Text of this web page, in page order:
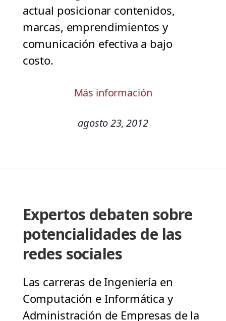
actual posicionar contenidos,
marcas, emprendimientos y
comunicación efectiva a bajo
costo.
Más información
agosto 23, 2012
Expertos debaten sobre
potencialidades de las
redes sociales
Las carreras de Ingeniería en
Computación e Informática y
Administración de Empresas de la